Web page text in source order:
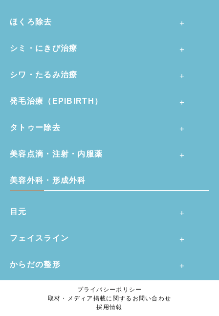
ほくろ除去
シミ・にきび治療
シワ・たるみ治療
発毛治療（EPIBIRTH）
タトゥー除去
美容点滴・注射・内服薬
美容外科・形成外科
目元
フェイスライン
からだの整形
プライバシーポリシー
取材・メディア掲載に関するお問い合わせ
採用情報